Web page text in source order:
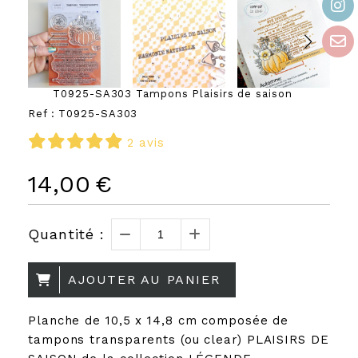
T0925-SA303 Tampons Plaisirs de saison
Ref : T0925-SA303
2 avis
14,00 €
Quantité :
AJOUTER AU PANIER
Planche de 10,5 x 14,8 cm composée de
tampons transparents (ou clear) PLAISIRS DE